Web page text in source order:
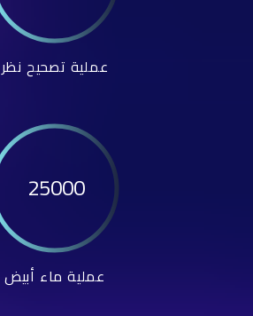
عملية تصحيح نظر
25000
عملية ماء أبيض